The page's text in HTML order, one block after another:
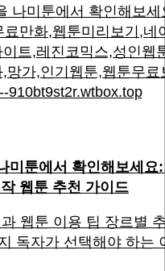
나미툰에서 확인해보세
료만화,웹툰미리보기,네
트,레진코믹스,성인웹
망가,인기웹툰,웹툰무료
910bt9st2r.wtbox.top
미툰에서 확인해보세요
웹툰 추천 가이드
웹툰 이용 팁 장르별
독자가 선택해야 하는